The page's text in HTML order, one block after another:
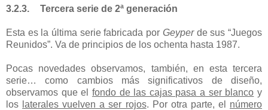
3.2.3. Tercera serie de 2ª generación
Esta es la última serie fabricada por Geyperde sus “Juegos
Reunidos”. Va de principios de los ochenta hasta 1987.
Pocas novedades observamos, también, en esta tercera
serie… como cambios más significativos de diseño,
observamos que el fondo de las cajas pasa a ser blanco y
los laterales vuelven a ser rojos. Por otra parte, el número